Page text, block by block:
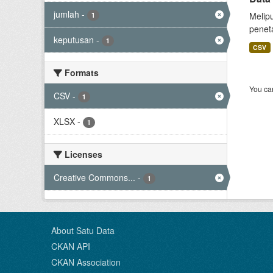
jumlah - 1
keputusan - 1
Formats
CSV - 1
XLSX - 1
Licenses
Creative Commons... - 1
CSV
You
About Satu Data
CKAN API
CKAN Association